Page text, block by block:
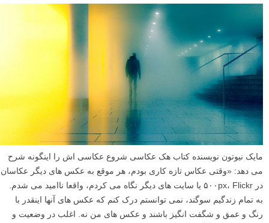
مایک نیوتون نویسنده کتاب هک عکاسی شروع عکاسی اش را اینگونه شرح
می دهد: «وقتی عکاس تازه کاری بودم، هر موقع به عکس های دیگر عکاسان
در ۵۰۰px، Flickr یا سایت های دیگر نگاه می کردم، واقعا ناامید می شدم.
به تمام زندگیم سوگند، نمی توانستم درک کنم که عکس های آنها اینقدر با
رنگ و عمق و شگفت انگیز باشند و عکس های من نه. اغلب در وضعیت و